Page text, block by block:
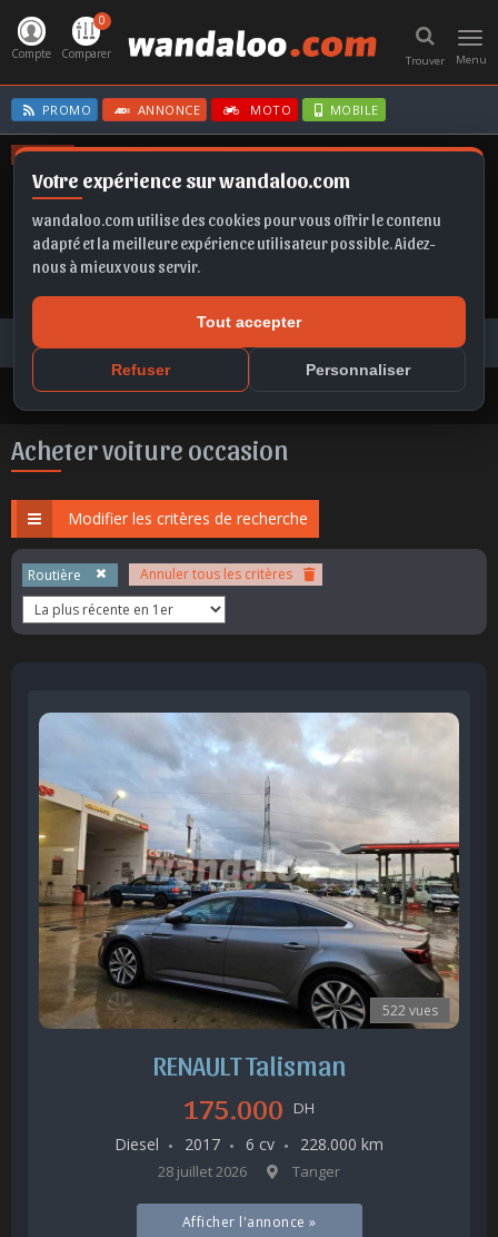
Votre expérience sur wandaloo.com
wandaloo.com utilise des cookies pour vous offrir le contenu
adapté et la meilleure expérience utilisateur possible. Aidez-
nous à mieux vous servir.
Tout accepter
Refuser Personnaliser
Menu
Trouver
Compte
0
Comparer
PROMO ANNONCE MOTO MOBILE
OFFRES
GRANDLAND FRONTERA EV
Voiture Occasion Maroc
Toutes les annonces
Acheter voiture occasion au Maroc
Acheter voiture occasion
Modifier les critères de recherche
Routière Annuler tous les critères
522 vues
RENAULT Talisman
175.000 DH
Diesel 2017 6 cv 228.000 km
28 juillet 2026 Tanger
Afficher l'annonce »